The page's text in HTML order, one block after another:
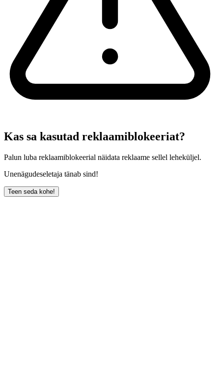
Kas sa kasutad reklaamiblokeeriat?
Palun luba reklaamiblokeerial näidata reklaame sellel leheküljel.
Unenägudeseletaja tänab sind!
Teen seda kohe!